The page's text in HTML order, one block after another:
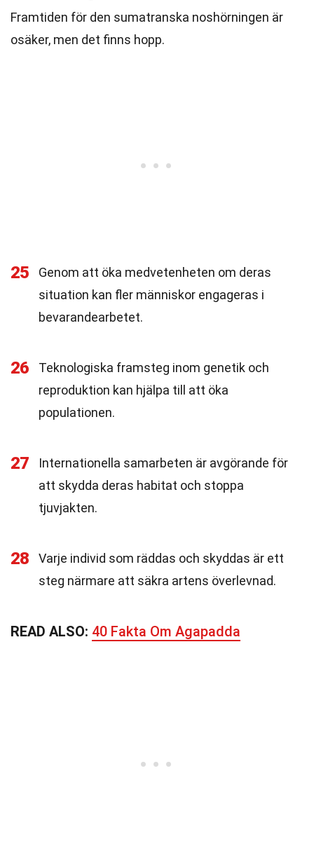
Framtiden för den sumatranska noshörningen är
osäker, men det finns hopp.
25
Genom att öka medvetenheten om deras
situation kan fler människor engageras i
bevarandearbetet.
26
Teknologiska framsteg inom genetik och
reproduktion kan hjälpa till att öka
populationen.
27
Internationella samarbeten är avgörande för
att skydda deras habitat och stoppa
tjuvjakten.
28
Varje individ som räddas och skyddas är ett
steg närmare att säkra artens överlevnad.
READ ALSO: 40 Fakta Om Agapadda